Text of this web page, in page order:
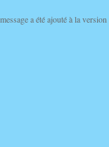
a été ajouté à la version